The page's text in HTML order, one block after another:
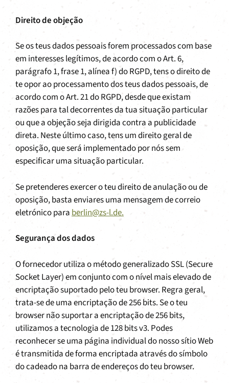
Direito de objeção
Se os teus dados pessoais forem processados com base
em interesses legítimos, de acordo com o Art. 6,
parágrafo 1, frase 1, alínea f) do RGPD, tens o direito de
te opor ao processamento dos teus dados pessoais, de
acordo com o Art. 21 do RGPD, desde que existam
razões para tal decorrentes da tua situação particular
ou que a objeção seja dirigida contra a publicidade
direta. Neste último caso, tens um direito geral de
oposição, que será implementado por nós sem
especificar uma situação particular.
Se pretenderes exercer o teu direito de anulação ou de
oposição, basta enviares uma mensagem de correio
eletrónico para berlin@zs-l.de.
Segurança dos dados
O fornecedor utiliza o método generalizado SSL (Secure
Socket Layer) em conjunto com o nível mais elevado de
encriptação suportado pelo teu browser. Regra geral,
trata-se de uma encriptação de 256 bits. Se o teu
browser não suportar a encriptação de 256 bits,
utilizamos a tecnologia de 128 bits v3. Podes
reconhecer se uma página individual do nosso sítio Web
é transmitida de forma encriptada através do símbolo
do cadeado na barra de endereços do teu browser.